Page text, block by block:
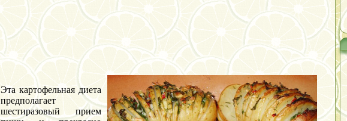
Эта картофельная диета
предполагает
шестиразовый прием